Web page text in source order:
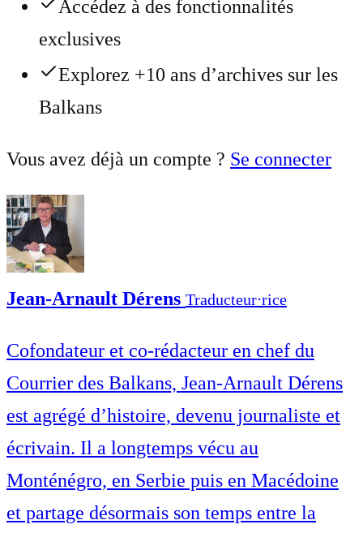
Accédez à des fonctionnalités
exclusives
Explorez +10 ans d’archives sur les
Balkans
Vous avez déjà un compte ? Se connecter
Jean-Arnault Dérens Traducteur⋅rice
Cofondateur et co-rédacteur en chef du
Courrier des Balkans, Jean-Arnault Dérens
est agrégé d’histoire, devenu journaliste et
écrivain. Il a longtemps vécu au
Monténégro, en Serbie puis en Macédoine
et partage désormais son temps entre la